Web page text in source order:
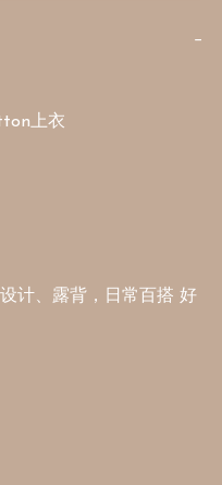
−
上衣
计、露背，日常百搭 好